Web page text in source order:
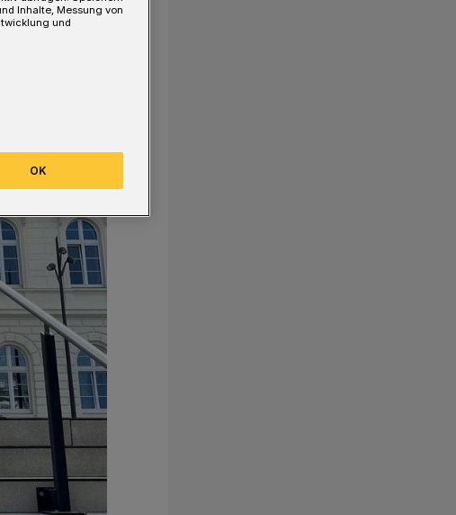
Inhalte, Messung von
und
OK